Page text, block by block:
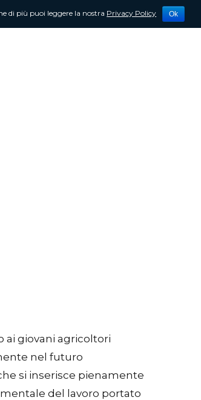
Contattami
ai giovani agricoltori
nel futuro
si inserisce pienamente
del lavoro portato
di più puoi leggere la nostra Privacy Policy Ok